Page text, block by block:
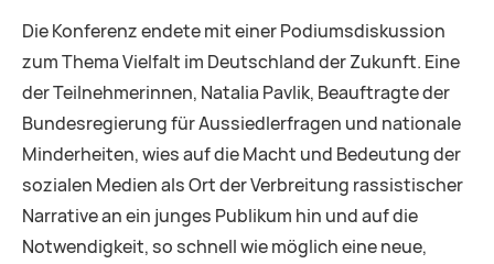
Die Konferenz endete mit einer Podiumsdiskussion
zum Thema Vielfalt im Deutschland der Zukunft. Eine
der Teilnehmerinnen, Natalia Pavlik, Beauftragte der
Bundesregierung für Aussiedlerfragen und nationale
Minderheiten, wies auf die Macht und Bedeutung der
sozialen Medien als Ort der Verbreitung rassistischer
Narrative an ein junges Publikum hin und auf die
Notwendigkeit, so schnell wie möglich eine neue,